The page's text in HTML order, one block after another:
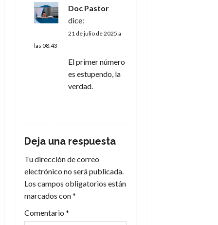
Doc Pastor
dice:
21 de julio de 2025 a
las 08:43
El primer número
es estupendo, la
verdad.
Deja una respuesta
Tu dirección de correo
electrónico no será publicada.
Los campos obligatorios están
marcados con*
Comentario *